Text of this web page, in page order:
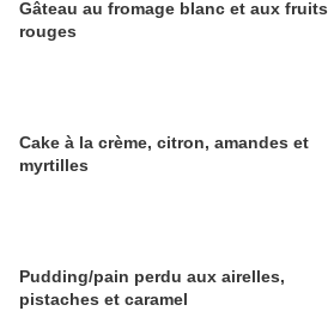
Gâteau au fromage blanc et aux fruits
rouges
Cake à la crème, citron, amandes et
myrtilles
Pudding/pain perdu aux airelles,
pistaches et caramel